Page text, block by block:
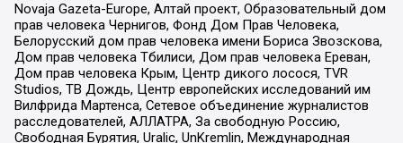
Novaja Gazeta-Europe, Алтай проект, Образовательный дом
прав человека Чернигов, Фонд Дом Прав Человека,
Белорусский дом прав человека имени Бориса Звозскова,
Дом прав человека Тбилиси, Дом прав человека Ереван,
Дом прав человека Крым, Центр дикого лосося, TVR
Studios, ТВ Дождь, Центр европейских исследований им
Вилфрида Мартенса, Сетевое объединение журналистов
расследователей, АЛЛАТРА, За свободную Россию,
Свободная Бурятия, Uralic, UnKremlin, Международная